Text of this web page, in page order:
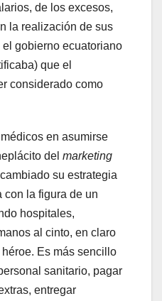
de los excesos,
la realización de sus
el gobierno ecuatoriano
que el
considerado como
en asumirse
del marketing
su estrategia
con la figura de un
hospitales,
al cinto, en claro
Es más sencillo
sanitario, pagar
entregar